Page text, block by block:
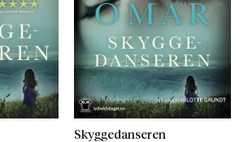
Skyggedanseren